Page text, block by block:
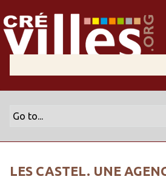
LES CASTEL. UNE